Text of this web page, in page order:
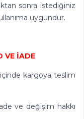
sonra istediğiniz
uygundur.
VE İADE
kargoya teslim
değişim hakkı